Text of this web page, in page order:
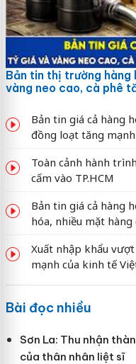
Bản tin thị trường
vàng neo cao, cà phê
Bản tin giá cả hàng
đồng loạt tăng mạnh
Toàn cảnh hành
cấm vào TP.HCM
Bản tin giá cả hàng
hóa, nhiều mặt hàng
Xuất nhập khẩu
mạnh của kinh tế
Bài đọc nhiều
Sơn La: Thu nhận
của thân nhân liệt sĩ